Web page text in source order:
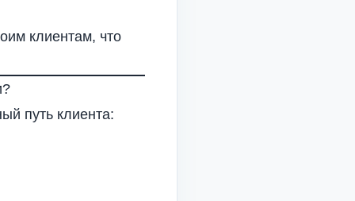
клиентам, что
путь клиента: